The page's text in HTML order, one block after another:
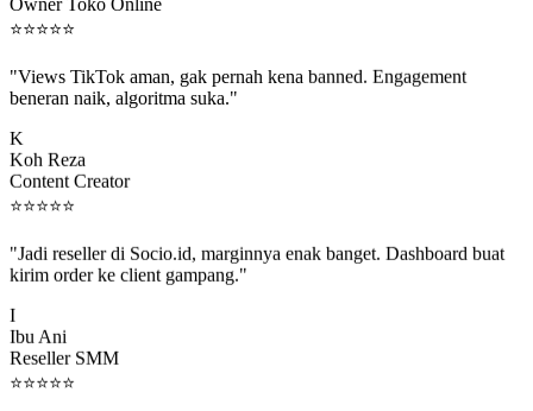
⭐⭐⭐⭐ ⭐
beneran naik, algoritma suka."
Koh Reza
Content Creator
⭐⭐⭐⭐⭐
kirim order ke client gampang."
Ibu Ani
Reseller SMM
⭐⭐⭐⭐⭐